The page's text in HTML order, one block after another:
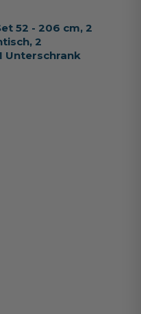
52 - 206 cm, 2
2
Unterschrank